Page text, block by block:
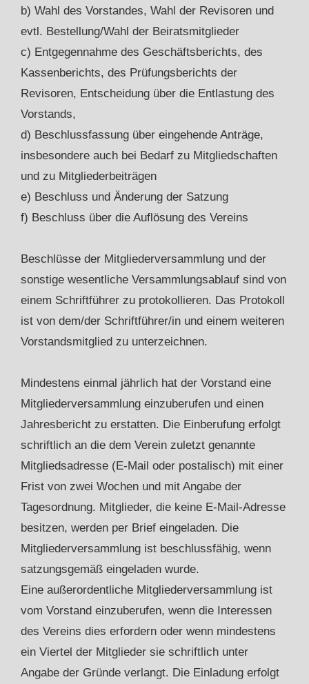
b) Wahl des Vorstandes, Wahl der Revisoren und
evtl. Bestellung/Wahl der Beiratsmitglieder
c) Entgegennahme des Geschäftsberichts, des
Kassenberichts, des Prüfungsberichts der
Revisoren, Entscheidung über die Entlastung des
Vorstands,
d) Beschlussfassung über eingehende Anträge,
insbesondere auch bei Bedarf zu Mitgliedschaften
und zu Mitgliederbeiträgen
e) Beschluss und Änderung der Satzung
f) Beschluss über die Auflösung des Vereins
Beschlüsse der Mitgliederversammlung und der
sonstige wesentliche Versammlungsablauf sind von
einem Schriftführer zu protokollieren. Das Protokoll
ist von dem/der Schriftführer/in und einem weiteren
Vorstandsmitglied zu unterzeichnen.
Mindestens einmal jährlich hat der Vorstand eine
Mitgliederversammlung einzuberufen und einen
Jahresbericht zu erstatten. Die Einberufung erfolgt
schriftlich an die dem Verein zuletzt genannte
Mitgliedsadresse (E-Mail oder postalisch) mit einer
Frist von zwei Wochen und mit Angabe der
Tagesordnung. Mitglieder, die keine E-Mail-Adresse
besitzen, werden per Brief eingeladen. Die
Mitgliederversammlung ist beschlussfähig, wenn
satzungsgemäß eingeladen wurde.
Eine außerordentliche Mitgliederversammlung ist
vom Vorstand einzuberufen, wenn die Interessen
des Vereins dies erfordern oder wenn mindestens
ein Viertel der Mitglieder sie schriftlich unter
Angabe der Gründe verlangt. Die Einladung erfolgt